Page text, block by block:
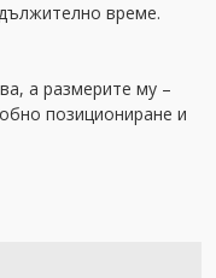
време.
а размерите му –
позициониране и